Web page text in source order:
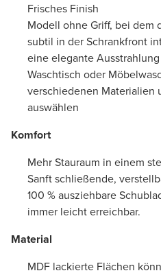
Frisches Finish
Modell ohne Griff, bei dem
subtil in der Schrankfront
eine elegante Ausstrahlung
Waschtisch oder
verschiedenen Materialien
auswählen
Komfort
Mehr Stauraum in einem
Sanft schließende,
100 % ausziehbare
immer leicht erreichbar.
Material
MDF lackierte Flächen